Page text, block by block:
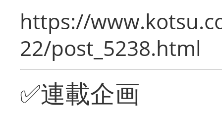
https://
22/post_5238.html
✅連載企画